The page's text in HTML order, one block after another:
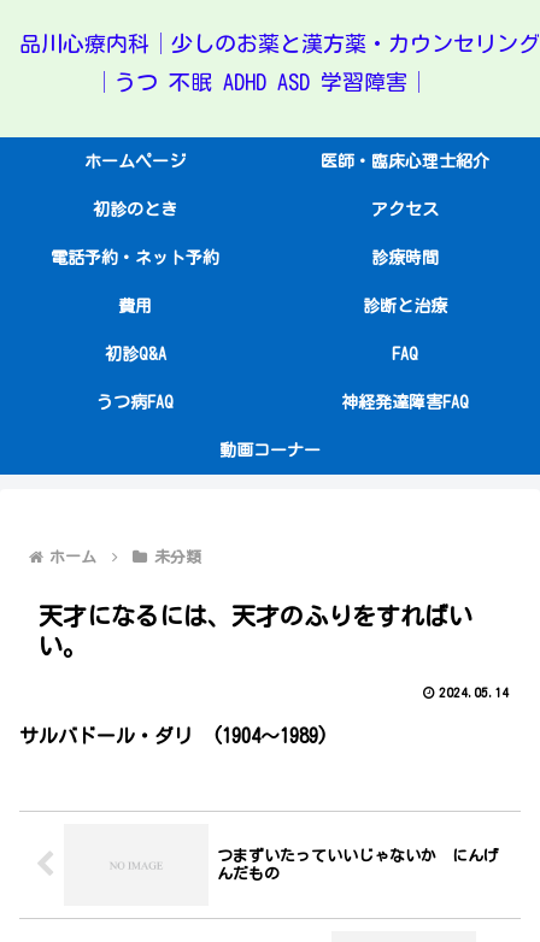
品川心療内科│少しのお薬と漢方薬・カウンセリング
│うつ 不眠 ADHD ASD 学習障害│
ホームページ 医師・臨床心理士紹介
初診のとき アクセス
電話予約・ネット予約 診療時間
費用 診断と治療
初診Q&A FAQ
うつ病FAQ 神経発達障害FAQ
動画コーナー
ホーム 未分類
天才になるには、天才のふりをすればい
い。
2024.05.14
サルバドール・ダリ (1904～1989)
つまずいたっていいじゃないか にんげ
んだもの